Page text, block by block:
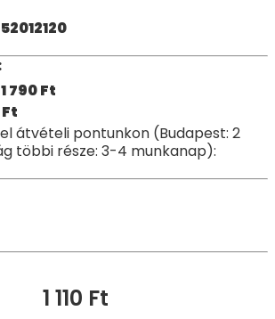
1 790Ft
Ft
átvételi pontunkon (Budapest: 2
többi része: 3-4 munkanap):
1 110 Ft